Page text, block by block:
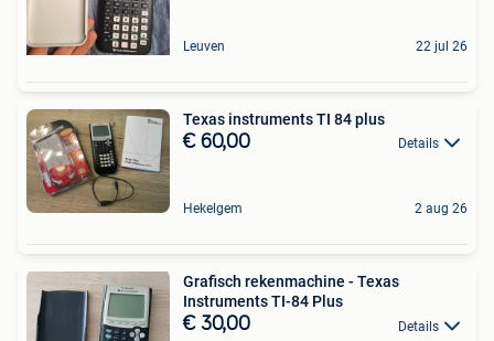
Leuven 22 jul 26
Texas instruments TI 84 plus
€ 60,00 Details
Hekelgem 2 aug 26
Grafisch rekenmachine - Texas
Instruments TI-84 Plus
€ 30,00 Details